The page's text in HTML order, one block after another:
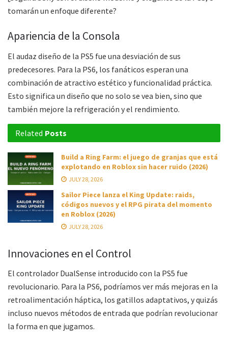
tomarán un enfoque diferente?
Apariencia de la Consola
El audaz diseño de la PS5 fue una desviación de sus
predecesores. Para la PS6, los fanáticos esperan una
combinación de atractivo estético y funcionalidad práctica.
Esto significa un diseño que no solo se vea bien, sino que
también mejore la refrigeración y el rendimiento.
Related Posts
Build a Ring Farm: el juego de granjas que está
explotando en Roblox sin hacer ruido (2026)
JULY 28, 2026
Sailor Piece lanza el King Update: raids,
códigos nuevos y el RPG pirata del momento
en Roblox (2026)
JULY 28, 2026
Innovaciones en el Control
El controlador DualSense introducido con la PS5 fue
revolucionario. Para la PS6, podríamos ver más mejoras en la
retroalimentación háptica, los gatillos adaptativos, y quizás
incluso nuevos métodos de entrada que podrían revolucionar
la forma en que jugamos.